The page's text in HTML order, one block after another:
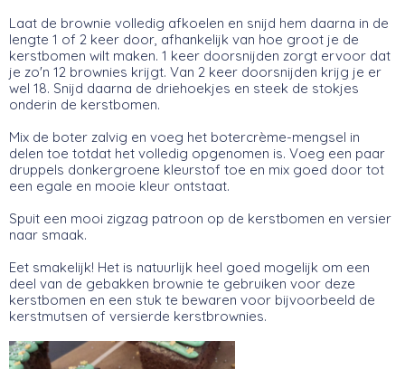
Laat de brownie volledig afkoelen en snijd hem daarna in de
lengte 1 of 2 keer door, afhankelijk van hoe groot je de
kerstbomen wilt maken. 1 keer doorsnijden zorgt ervoor dat
je zo'n 12 brownies krijgt. Van 2 keer doorsnijden krijg je er
wel 18. Snijd daarna de driehoekjes en steek de stokjes
onderin de kerstbomen.
Mix de boter zalvig en voeg het botercrème-mengsel in
delen toe totdat het volledig opgenomen is. Voeg een paar
druppels donkergroene kleurstof toe en mix goed door tot
een egale en mooie kleur ontstaat.
Spuit een mooi zigzag patroon op de kerstbomen en versier
naar smaak.
Eet smakelijk! Het is natuurlijk heel goed mogelijk om een
deel van de gebakken brownie te gebruiken voor deze
kerstbomen en een stuk te bewaren voor bijvoorbeeld de
kerstmutsen of versierde kerstbrownies.